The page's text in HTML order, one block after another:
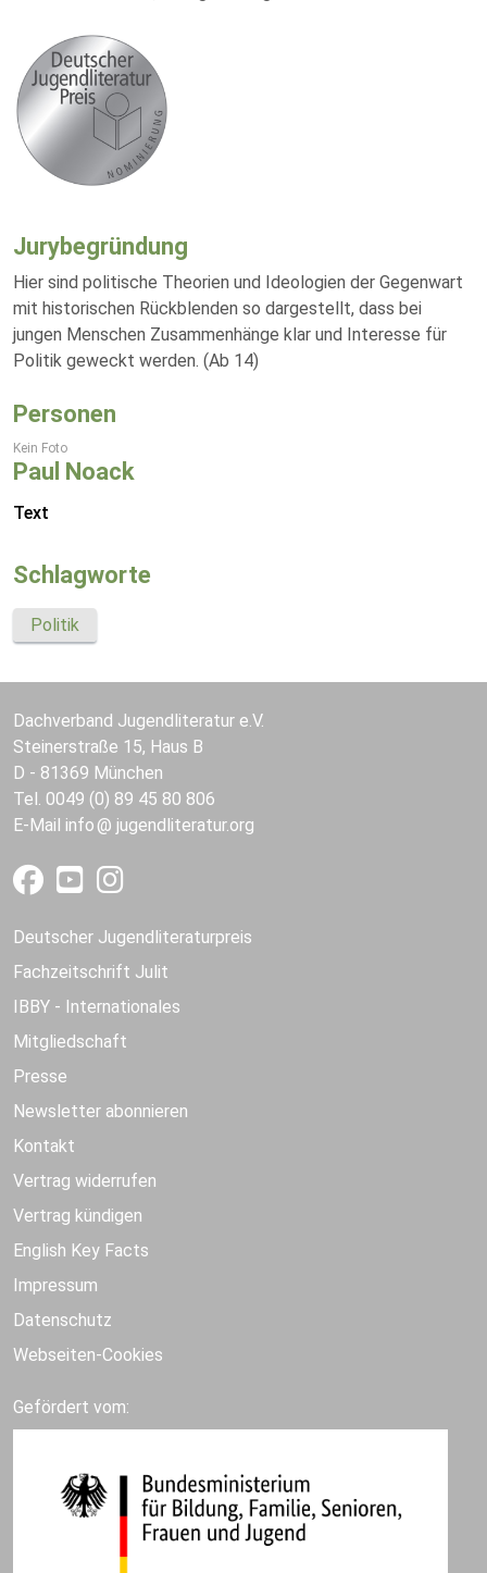
Jurybegründung
Hier sind politische Theorien und Ideologien der Gegenwart
mit historischen Rückblenden so dargestellt, dass bei
jungen Menschen Zusammenhänge klar und Interesse für
Politik geweckt werden. (Ab 14)
Personen
Kein Foto
Paul Noack
Text
Schlagworte
Politik
Dachverband Jugendliteratur e.V.
Steinerstraße 15, Haus B
D - 81369 München
Tel. 0049 (0) 89 45 80 806
E-Mail info jugendliteratur.org
Deutscher Jugendliteraturpreis
Fachzeitschrift Julit
IBBY - Internationales
Mitgliedschaft
Presse
Newsletter abonnieren
Kontakt
Vertrag widerrufen
Vertrag kündigen
English Key Facts
Impressum
Datenschutz
Webseiten-Cookies
Gefördert vom: